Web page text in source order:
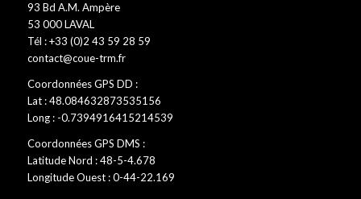
93 Bd A.M. Ampère
53 000 LAVAL
Tél : +33 (0)2 43 59 28 59
contact@coue-trm.fr
Coordonnées GPS DD :
Lat : 48.084632873535156
Long : -0.7394916415214539
Coordonnées GPS DMS :
Latitude Nord : 48-5-4.678
Longitude Ouest : 0-44-22.169